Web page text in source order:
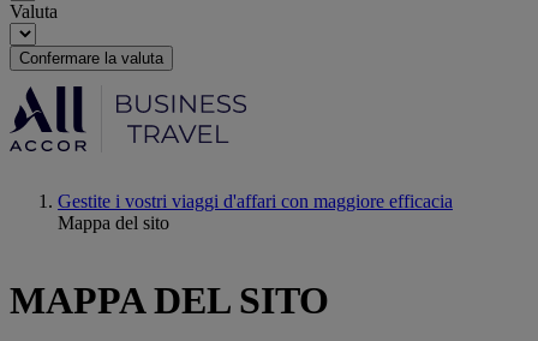
Valuta
Confermare la valuta
Gestite i vostri viaggi d'affari con maggiore efficacia
Mappa del sito
MAPPA DEL SITO